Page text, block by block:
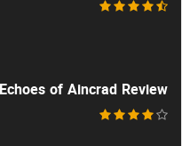
Echoes of Aincrad Review